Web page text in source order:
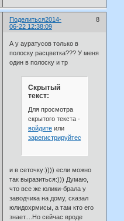
Поделиться 8
2014-
06-22 12:38:09
А у ауратусов только в
полоску расцветка??? У меня
один в полоску и тр
Скрытый
текст:
Для просмотра
скрытого текста -
войдитеили
зарегистрируйтесь
и в сеточку:)))) если можно
так выразиться:))) Думаю,
что все же юлики-брала у
заводчика на дому, сказал
юлидохрмисы, а там кто его
знает....Но сейчас вроде